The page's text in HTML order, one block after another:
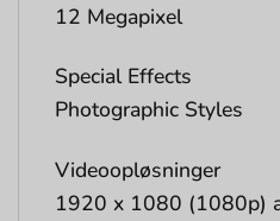
12 Megapixel
Special Effects
Photographic Styles
Videoopløsninger
1920 x 1080 (1080p)